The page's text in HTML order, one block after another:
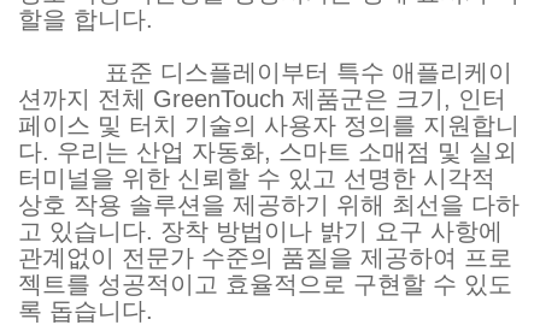
할을 합니다.
표준 디스플레이부터 특수 애플리케이
션까지 전체 GreenTouch 제품군은 크기, 인터
페이스 및 터치 기술의 사용자 정의를 지원합니
다. 우리는 산업 자동화, 스마트 소매점 및 실외
터미널을 위한 신뢰할 수 있고 선명한 시각적
상호 작용 솔루션을 제공하기 위해 최선을 다하
고 있습니다. 장착 방법이나 밝기 요구 사항에
관계없이 전문가 수준의 품질을 제공하여 프로
젝트를 성공적이고 효율적으로 구현할 수 있도
록 돕습니다.